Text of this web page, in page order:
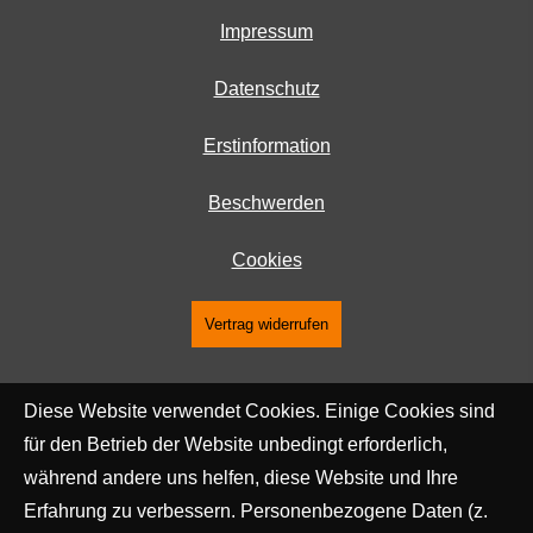
Impressum
Datenschutz
Erstinformation
Beschwerden
Cookies
Vertrag widerrufen
Diese Website verwendet Cookies. Einige Cookies sind
für den Betrieb der Website unbedingt erforderlich,
während andere uns helfen, diese Website und Ihre
Erfahrung zu verbessern. Personenbezogene Daten (z.